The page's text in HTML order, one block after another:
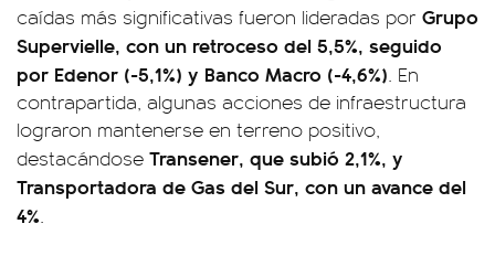
caídas más significativas fueron lideradas por Grupo
Supervielle, con un retroceso del 5,5%, seguido
por Edenor (-5,1%) y Banco Macro (-4,6%). En
contrapartida, algunas acciones de infraestructura
lograron mantenerse en terreno positivo,
destacándose Transener, que subió 2,1%, y
Transportadora de Gas del Sur, con un avance del
4%.